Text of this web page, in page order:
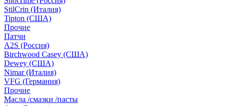
StilCrin (Италия)
Tipton (США)
Прочие
Патчи
A2S (Россия)
Birchwood Casey (США)
Dewey (США)
Nimar (Италия)
VFG (Германия)
Прочие
Масла /смазки /пасты